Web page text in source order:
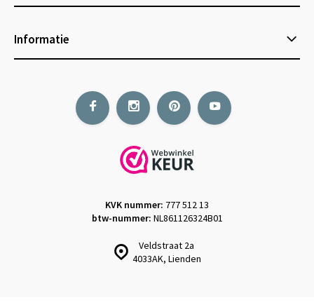
Informatie
Veldstraat 2a
4033AK, Lienden
KVK nummer: 777 512 13
btw-nummer: NL861126324B01